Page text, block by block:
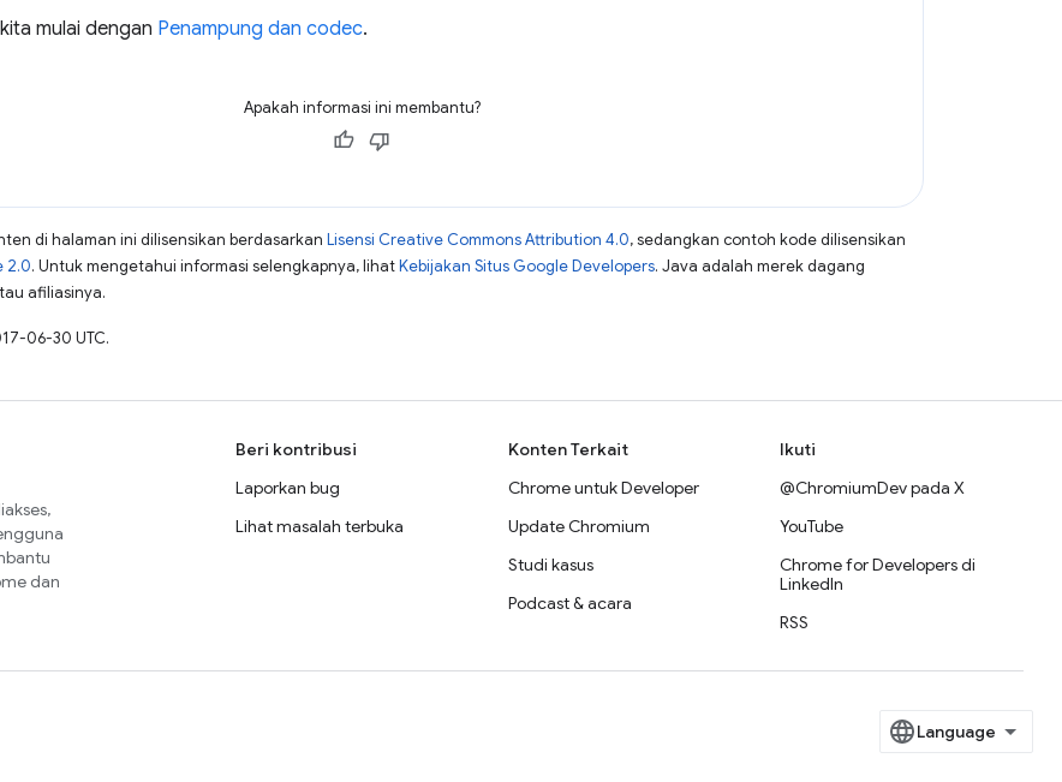
mulai dengan Penampung dan codec.
Apakah informasi ini membantu?
di halaman ini dilisensikan berdasarkan Lisensi Creative Commons Attribution 4.0, sedangkan contoh kode dilisensikan
2.0. Untuk mengetahui informasi selengkapnya, lihatKebijakan Situs Google Developers. Java adalah merek dagang
afiliasinya.
06-30 UTC.
dan
Beri kontribusi
Laporkan bug
Lihat masalah terbuka
Konten Terkait
Chrome untuk Developer
Update Chromium
Studi kasus
Podcast & acara
Ikuti
@ChromiumDev pada X
YouTube
Chrome for Developers di
LinkedIn
RSS